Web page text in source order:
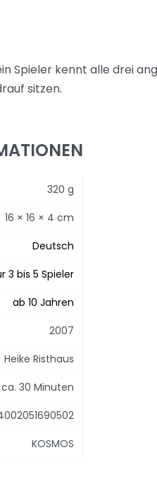
Spieler kennt alle drei
sitzen.
320 g
16 × 16 × 4 cm
Deutsch
3 bis 5 Spieler
ab 10 Jahren
2007
Heike Risthaus
ca. 30 Minuten
KOSMOS